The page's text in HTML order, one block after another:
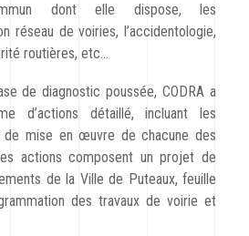
dont elle dispose, les
réseau de voiries, l’accidentologie,
routières, etc…
de diagnostic poussée, CODRA a
d’actions détaillé, incluant les
mise en œuvre de chacune des
actions composent un projet de
de la Ville de Puteaux, feuille
des travaux de voirie et